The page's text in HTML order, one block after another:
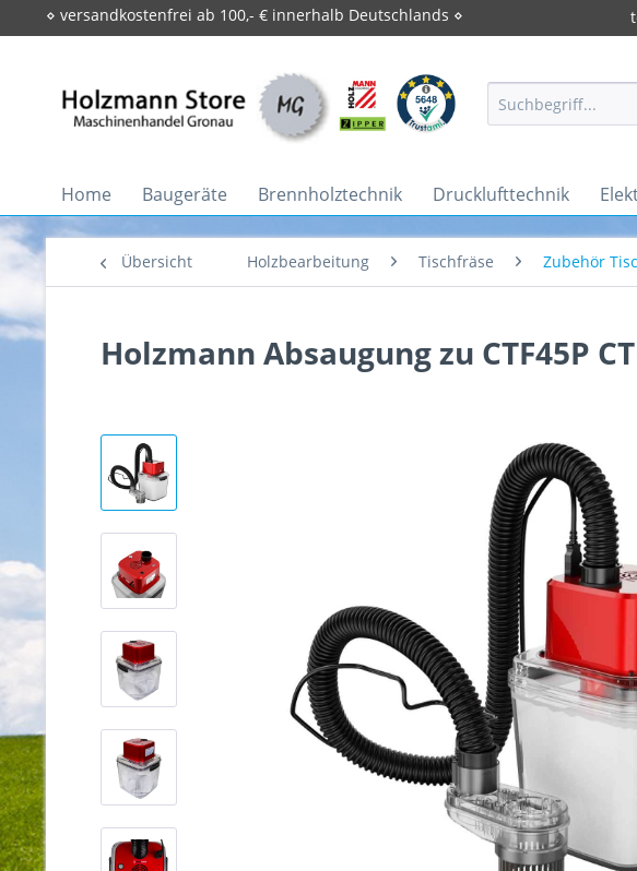
⋄ versandkostenfrei ab 100,- € innerhalb Deutschlands ⋄
Home Baugeräte Brennholztechnik Drucklufttechnik
Übersicht Holzbearbeitung Tischfräse Zubehör
Holzmann Absaugung zu CTF45P